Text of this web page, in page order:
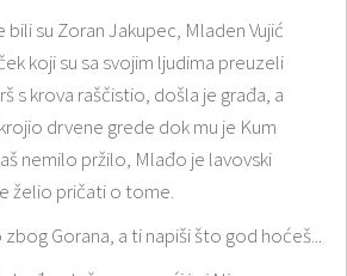
su Zoran Jakupec, Mladen Vujić
koji su sa svojim ljudima preuzeli
s krova raščistio, došla je građa, a
drvene grede dok mu je Kum
nemilo pržilo, Mlađo je lavovski
želio pričati o tome.
Gorana, a ti napiši što god hoćeš...